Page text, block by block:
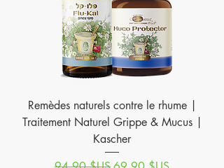
Remèdes naturels contre le rhume |
Traitement Naturel Grippe & Mucus |
Kascher